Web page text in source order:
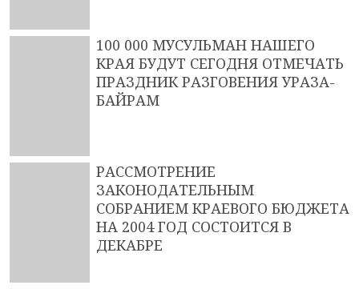
100 000 МУСУЛЬМАН НАШЕГО
КРАЯ БУДУТ СЕГОДНЯ ОТМЕЧАТЬ
ПРАЗДНИК РАЗГОВЕНИЯ УРАЗА-
БАЙРАМ
РАССМОТРЕНИЕ
ЗАКОНОДАТЕЛЬНЫМ
СОБРАНИЕМ КРАЕВОГО БЮДЖЕТА
НА 2004 ГОД СОСТОИТСЯ В
ДЕКАБРЕ